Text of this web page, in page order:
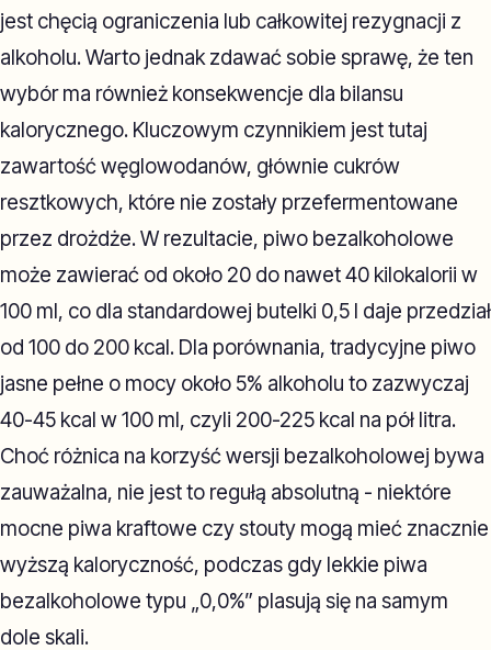
jest chęcią ograniczenia lub całkowitej rezygnacji z
alkoholu. Warto jednak zdawać sobie sprawę, że ten
wybór ma również konsekwencje dla bilansu
kalorycznego. Kluczowym czynnikiem jest tutaj
zawartość węglowodanów, głównie cukrów
resztkowych, które nie zostały przefermentowane
przez drożdże. W rezultacie, piwo bezalkoholowe
może zawierać od około 20 do nawet 40 kilokalorii w
100 ml, co dla standardowej butelki 0,5 l daje przedział
od 100 do 200 kcal. Dla porównania, tradycyjne piwo
jasne pełne o mocy około 5% alkoholu to zazwyczaj
40-45 kcal w 100 ml, czyli 200-225 kcal na pół litra.
Choć różnica na korzyść wersji bezalkoholowej bywa
zauważalna, nie jest to regułą absolutną - niektóre
mocne piwa kraftowe czy stouty mogą mieć znacznie
wyższą kaloryczność, podczas gdy lekkie piwa
bezalkoholowe typu „0,0%” plasują się na samym
dole skali.